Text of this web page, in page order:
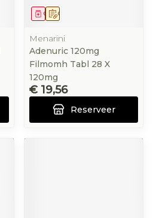
Op voorschrift
Geneesmiddel
Menarini
Adenuric 120mg
Filmomh Tabl 28 X
120mg
€ 19,56
Reserveer